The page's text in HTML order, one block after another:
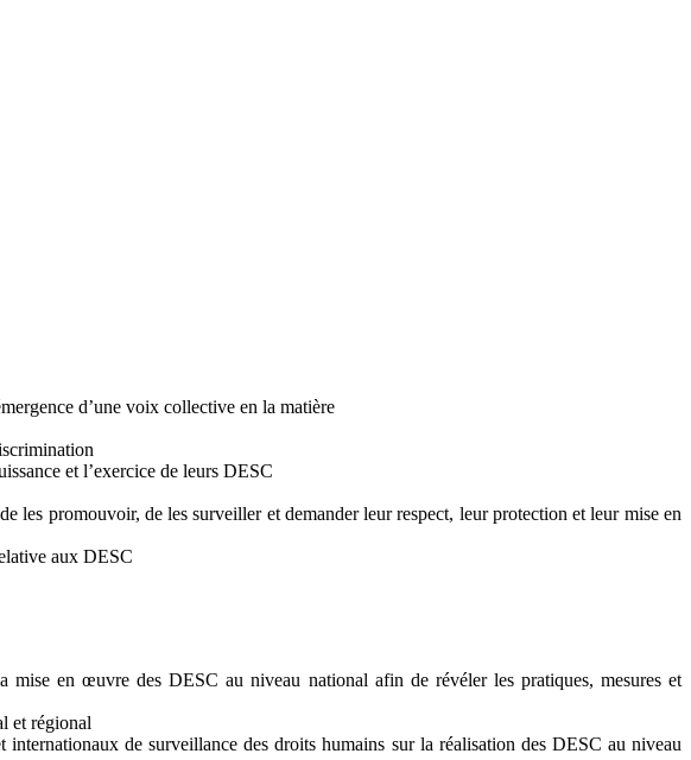
d’une voix collective en la matière
et l’exercice de leurs DESC
les promouvoir, de les surveiller et demander leur respect, leur protection et leur mise en
aux DESC
mise en œuvre des DESC au niveau national afin de révéler les pratiques, mesures et
et régional
de surveillance des droits humains sur la réalisation des DESC au niveau